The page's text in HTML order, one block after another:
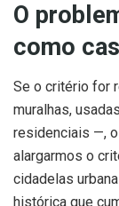
O
como
Se o critério for
muralhas,
residenciais —,
alargarmos o
cidadelas
histórica que